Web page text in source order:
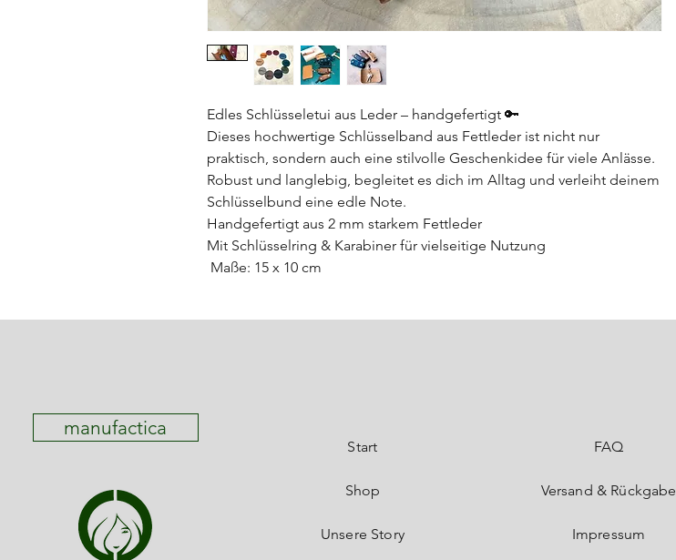
Edles Schlüsseletui aus Leder – handgefertigt 🔑
Dieses hochwertige Schlüsselband aus Fettleder ist nicht nur
praktisch, sondern auch eine stilvolle Geschenkidee für viele Anlässe.
Robust und langlebig, begleitet es dich im Alltag und verleiht deinem
Schlüsselbund eine edle Note.
Handgefertigt aus 2 mm starkem Fettleder
Mit Schlüsselring & Karabiner für vielseitige Nutzung
Maße: 15 x 10 cm
manufactica
Start
Shop
Unsere Story
FAQ
Versand & Rückgabe
Impressum